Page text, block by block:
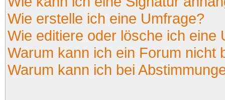
Wie erstelle ich eine Umfrage?
Wie editiere oder lösche ich eine
Warum kann ich ein Forum nicht
Warum kann ich bei